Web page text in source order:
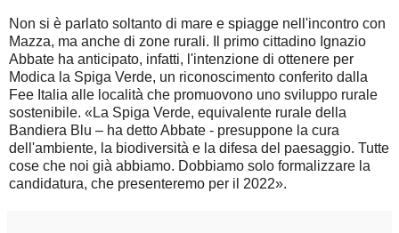
Non si è parlato soltanto di mare e spiagge nell'incontro con
Mazza, ma anche di zone rurali. Il primo cittadino Ignazio
Abbate ha anticipato, infatti, l'intenzione di ottenere per
Modica la Spiga Verde, un riconoscimento conferito dalla
Fee Italia alle località che promuovono uno sviluppo rurale
sostenibile. «La Spiga Verde, equivalente rurale della
Bandiera Blu – ha detto Abbate - presuppone la cura
dell'ambiente, la biodiversità e la difesa del paesaggio. Tutte
cose che noi già abbiamo. Dobbiamo solo formalizzare la
candidatura, che presenteremo per il 2022».